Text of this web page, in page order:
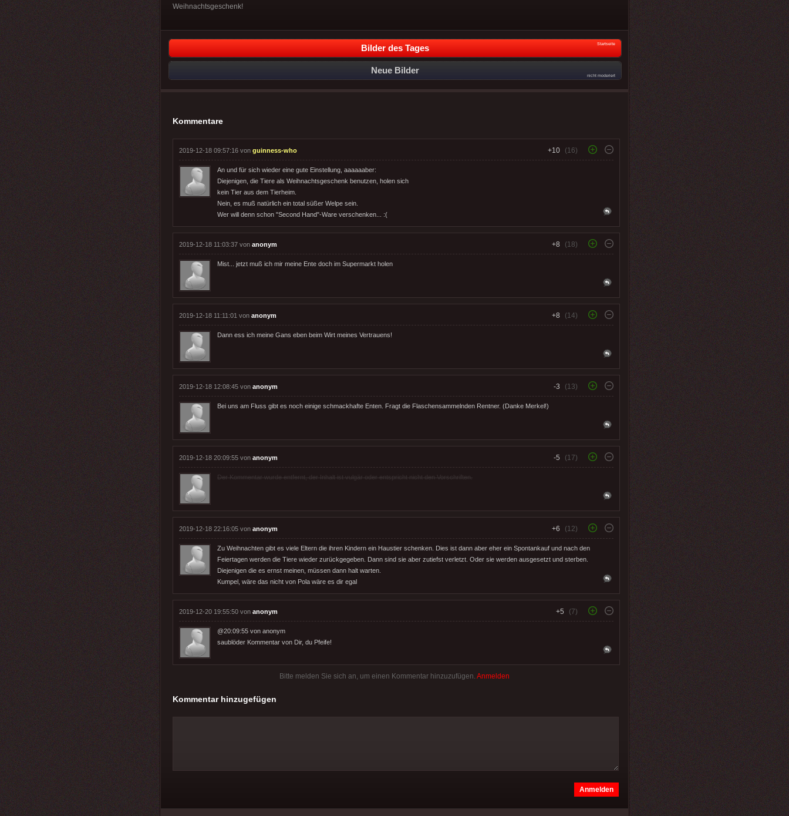
Weihnachtsgeschenk!
Bilder des Tages Startseite
Neue Bilder
nicht moderiert
Kommentare
2019-12-18 09:57:16 von guinness-who +10 (16)
An und für sich wieder eine gute Einstellung, aaaaaaber:
Diejenigen, die Tiere als Weihnachtsgeschenk benutzen, holen sich
kein Tier aus dem Tierheim.
Nein, es muß natürlich ein total süßer Welpe sein.
Wer will denn schon "Second Hand"-Ware verschenken... :(
2019-12-18 11:03:37 von anonym +8 (18)
Mist... jetzt muß ich mir meine Ente doch im Supermarkt holen
2019-12-18 11:11:01 von anonym +8 (14)
Dann ess ich meine Gans eben beim Wirt meines Vertrauens!
2019-12-18 12:08:45 von anonym -3 (13)
Bei uns am Fluss gibt es noch einige schmackhafte Enten. Fragt die Flaschensammelnden Rentner. (Danke Merkel!)
2019-12-18 20:09:55 von anonym -5 (17)
Der Kommentar wurde entfernt, der Inhalt ist vulgär oder entspricht nicht den Vorschriften.
2019-12-18 22:16:05 von anonym +6 (12)
Zu Weihnachten gibt es viele Eltern die ihren Kindern ein Haustier schenken. Dies ist dann aber eher ein Spontankauf und nach den
Feiertagen werden die Tiere wieder zurückgegeben. Dann sind sie aber zutiefst verletzt. Oder sie werden ausgesetzt und sterben.
Diejenigen die es ernst meinen, müssen dann halt warten.
Kumpel, wäre das nicht von Pola wäre es dir egal
2019-12-20 19:55:50 von anonym +5 (7)
@20:09:55 von anonym
saublöder Kommentar von Dir, du Pfeife!
Bitte melden Sie sich an, um einen Kommentar hinzuzufügen. Anmelden
Kommentar hinzugefügen